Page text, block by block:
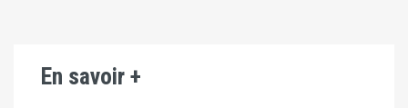
En savoir +